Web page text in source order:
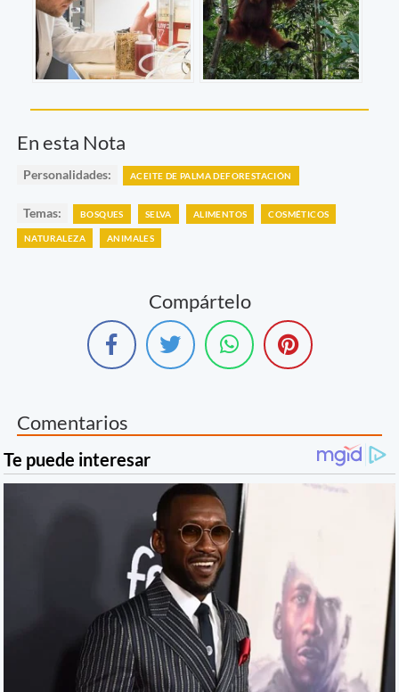
En esta Nota
Personalidades: ACEITE DE PALMA DEFORESTACIÓN
Temas: BOSQUES SELVA ALIMENTOS COSMÉTICOS
NATURALEZA ANIMALES
Compártelo
Comentarios